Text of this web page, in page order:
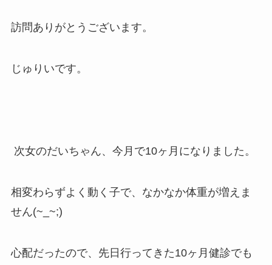
訪問ありがとうございます。
じゅりいです。
次女のだいちゃん、今月で10ヶ月になりました。
相変わらずよく動く子で、なかなか体重が増えま
せん(~_~;)
心配だったので、先日行ってきた10ヶ月健診でも